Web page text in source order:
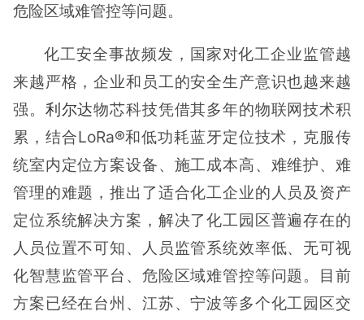
危险区域难管控等问题。
化工安全事故频发，国家对化工企业监管越
来越严格，企业和员工的安全生产意识也越来越
强。 利尔达物芯科技凭借其多年的物联网技术积
累，结合LoRa®和低功耗蓝牙定位技术，克服传
统室内定位方案设备、施工成本高、难维护、难
管理的难题，推出了适合化工企业的人员及资产
定位系统解决方案，解决了化工园区普遍存在的
人员位置不可知、人员监管系统效率低、无可视
化智慧监管平台、危险区域难管控等问题。目前
方案已经在台州、江苏、宁波等多个化工园区交